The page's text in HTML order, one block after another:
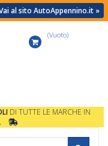
al sito AutoAppennino.it »
(Vuoto)
DI TUTTE LE MARCHE IN